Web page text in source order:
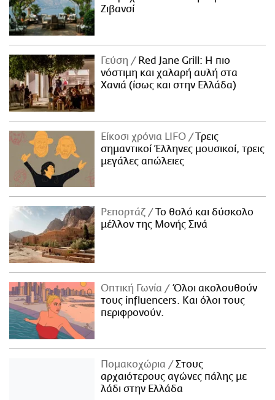
Ζιβανσί
Γεύση
Red Jane Grill: Η πιο
νόστιμη και χαλαρή αυλή στα
Χανιά (ίσως και στην Ελλάδα)
Είκοσι χρόνια LIFO
Tρεις
σημαντικοί Έλληνες μουσικοί, τρεις
μεγάλες απώλειες
Ρεπορτάζ
Το θολό και δύσκολο
μέλλον της Μονής Σινά
Οπτική Γωνία
Όλοι ακολουθούν
τους influencers. Και όλοι τους
περιφρονούν.
Πομακοχώρια
Στους
αρχαιότερους αγώνες πάλης με
λάδι στην Ελλάδα